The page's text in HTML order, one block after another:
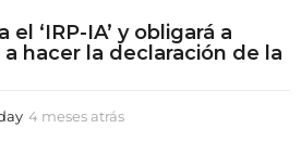
‘IRP-IA’ y obligará a
hacer la declaración de la
4 meses atrás